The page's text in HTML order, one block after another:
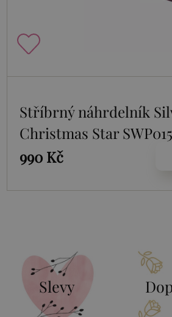
Stříbrný náhrdelník
Christmas Star SWP015
990 Kč
Slevy